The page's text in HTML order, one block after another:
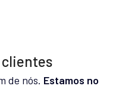
clientes
de nós. Estamos no